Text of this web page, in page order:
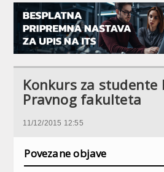
Konkurs za studente
Pravnog fakulteta
11/12/2015 12:55
Povezane objave